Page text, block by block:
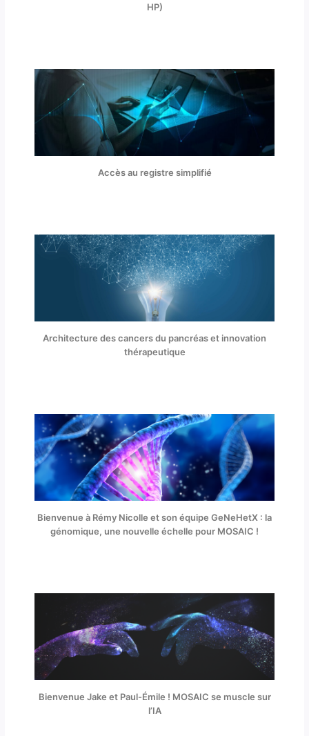
HP)
Accès au registre simplifié
Architecture des cancers du pancréas et innovation
thérapeutique
Bienvenue à Rémy Nicolle et son équipe GeNeHetX : la
génomique, une nouvelle échelle pour MOSAIC !
Bienvenue Jake et Paul-Émile ! MOSAIC se muscle sur
l’IA